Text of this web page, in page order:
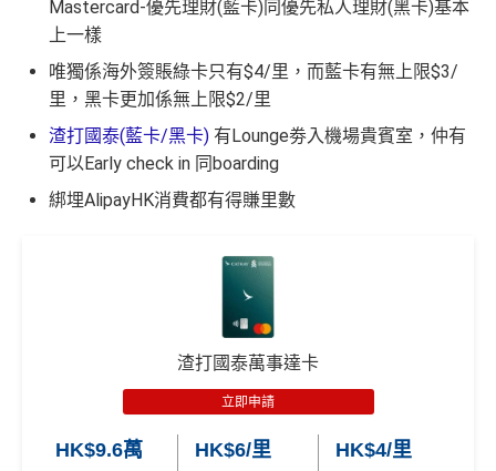
Mastercard-優先理財(藍卡)同優先私人理財(黑卡)基本
上一樣
唯獨係海外簽賬綠卡只有$4/里，而藍卡有無上限$3/
里，黑卡更加係無上限$2/里
渣打國泰(藍卡/黑卡) 有Lounge劵入機場貴賓室，仲有
可以Early check in 同boarding
綁埋AlipayHK消費都有得賺里數
渣打國泰萬事達卡
立即申請
HK$9.6萬 HK$6/里 HK$4/里